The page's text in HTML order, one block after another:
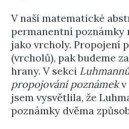
V naší matematické
permanentní poznámky
jako vrcholy. Propojení
(vrcholů), pak budeme
hrany. V sekci
propojování poznámekv
jsem vysvětlila, že
poznámky dvěma